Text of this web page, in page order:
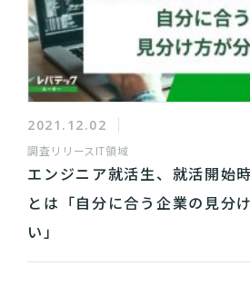
2021.12.02
調査リリース IT領域
エンジニア就活生、就活開始
とは「自分に合う企業の見分
い」